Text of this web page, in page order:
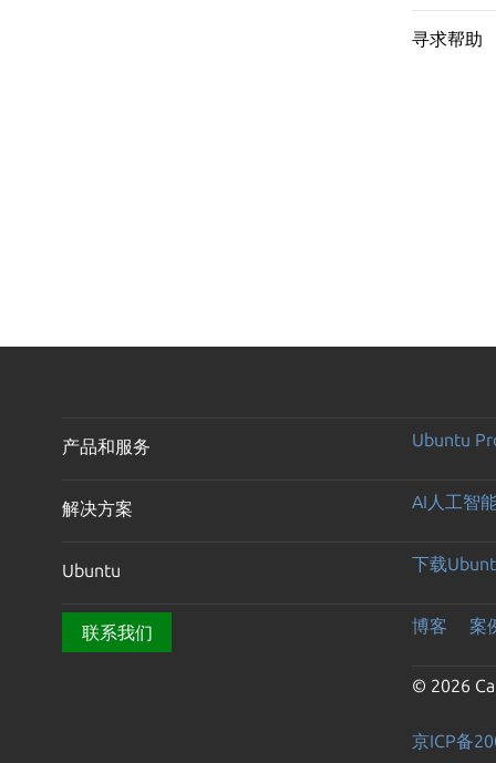
寻求帮助
产品和服务 Ubuntu
解决方案 AI人工智
Ubuntu 下载
联系我们 博客 案
© 2026
京ICP备